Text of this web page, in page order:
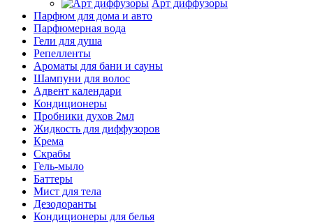
Арт диффузоры
Парфюм для дома и авто
Парфюмерная вода
Гели для душа
Репелленты
Ароматы для бани и сауны
Шампуни для волос
Адвент календари
Кондиционеры
Пробники духов 2мл
Жидкость для диффузоров
Крема
Скрабы
Гель-мыло
Баттеры
Мист для тела
Дезодоранты
Кондиционеры для белья